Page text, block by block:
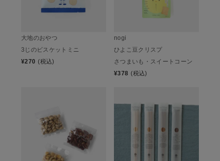
大地のおやつ
3じのビスケットミニ
¥270 (税込)
nogi
ひよこ豆クリスプ
さつまいも・スイートコーン
¥378 (税込)